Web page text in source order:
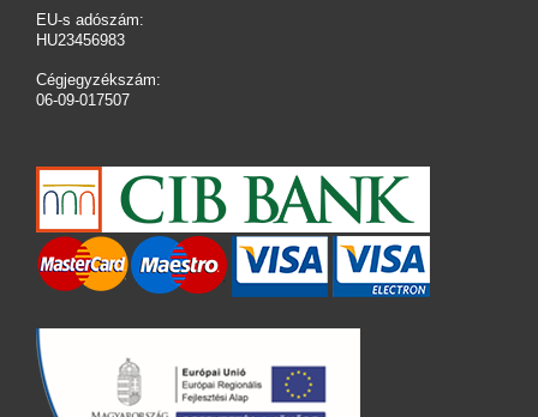
EU-s adószám:
HU23456983
Cégjegyzékszám:
06-09-017507